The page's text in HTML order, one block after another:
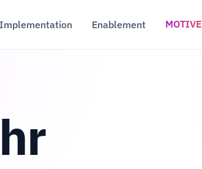
Implementation Enablement MOTIVE